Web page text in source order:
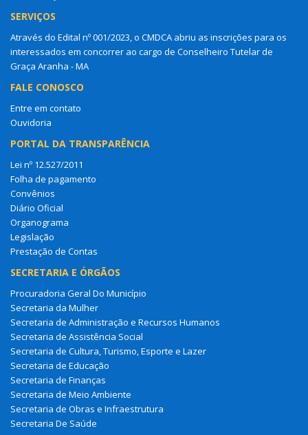
SERVIÇOS
Através do Edital nº 001/2023, o CMDCA abriu as inscrições para os
interessados em concorrer ao cargo de Conselheiro Tutelar de
Graça Aranha - MA
FALE CONOSCO
Entre em contato
Ouvidoria
PORTAL DA TRANSPARÊNCIA
Lei nº 12.527/2011
Folha de pagamento
Convênios
Diário Oficial
Organograma
Legislação
Prestação de Contas
SECRETARIA E ÓRGÃOS
Procuradoria Geral Do Município
Secretaria da Mulher
Secretaria de Administração e Recursos Humanos
Secretaria de Assistência Social
Secretaria de Cultura, Turismo, Esporte e Lazer
Secretaria de Educação
Secretaria de Finanças
Secretaria de Meio Ambiente
Secretaria de Obras e Infraestrutura
Secretaria De Saúde